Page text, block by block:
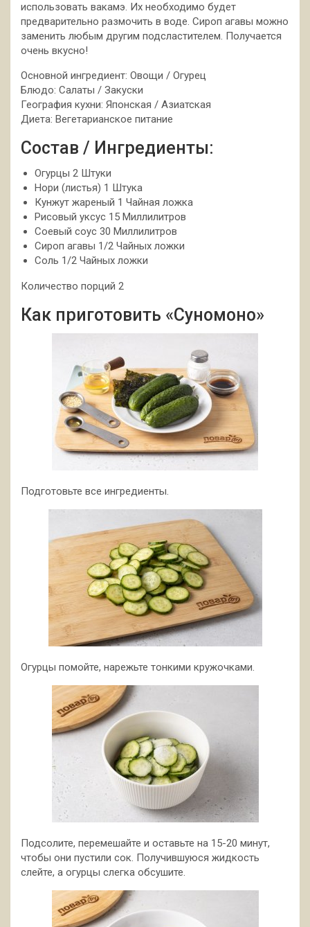
использовать вакамэ. Их необходимо будет
предварительно размочить в воде. Сироп агавы можно
заменить любым другим подсластителем. Получается
очень вкусно!
Основной ингредиент: Овощи / Огурец
Блюдо: Салаты / Закуски
География кухни: Японская / Азиатская
Диета: Вегетарианское питание
Состав / Ингредиенты:
Огурцы 2 Штуки
Нори (листья) 1 Штука
Кунжут жареный 1 Чайная ложка
Рисовый уксус 15 Миллилитров
Соевый соус 30 Миллилитров
Сироп агавы 1/2 Чайных ложки
Соль 1/2 Чайных ложки
Количество порций 2
Как приготовить «Суномоно»
Подготовьте все ингредиенты.
Огурцы помойте, нарежьте тонкими кружочками.
Подсолите, перемешайте и оставьте на 15-20 минут,
чтобы они пустили сок. Получившуюся жидкость
слейте, а огурцы слегка обсушите.